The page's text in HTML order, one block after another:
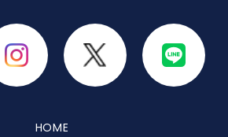
HOME